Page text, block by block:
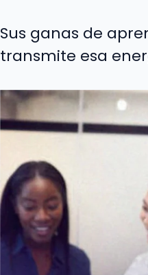
Sus ganas de
transmite esa